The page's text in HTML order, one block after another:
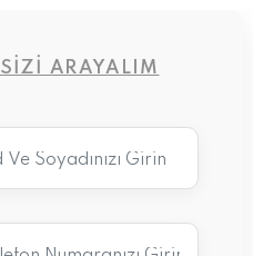
SIZI ARAYALIM